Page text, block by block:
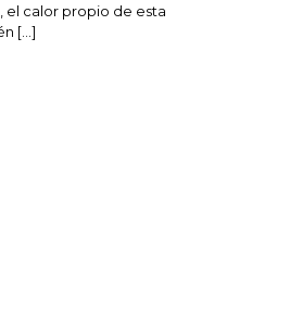
el calor propio de esta
[…]